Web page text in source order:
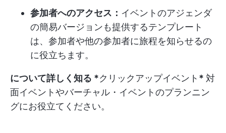
参加者へのアクセス： イベントのアジェンダ
の簡易バージョンも提供するテンプレート
は、参加者や他の参加者に旅程を知らせるの
に役立ちます。
について詳しく知る *クリックアップイベント * 対
面イベントやバーチャル・イベントのプランニン
グにお役立てください。